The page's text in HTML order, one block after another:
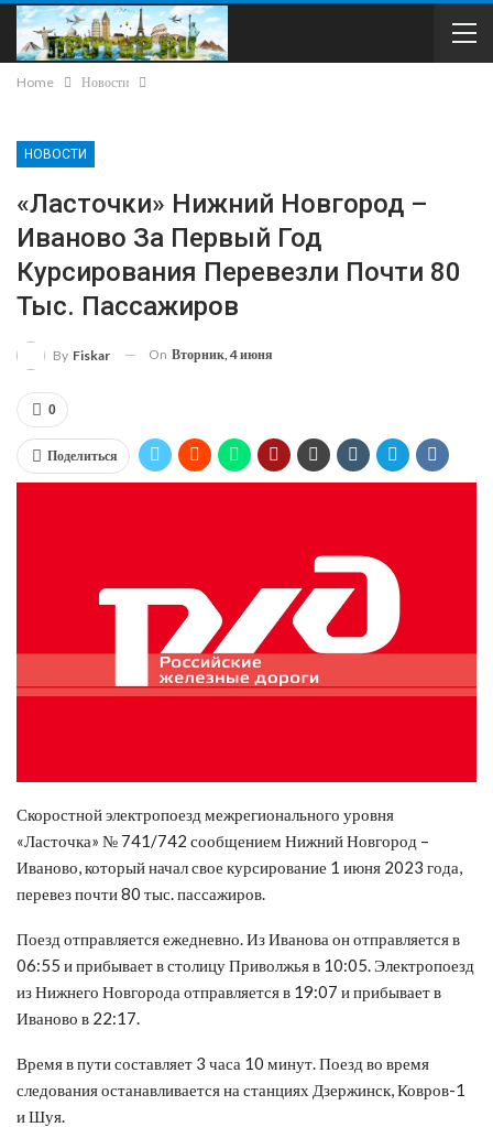
Home Новости
НОВОСТИ
«Ласточки» Нижний Новгород –
Иваново За Первый Год
Курсирования Перевезли Почти 80
Тыс. Пассажиров
By Fiskar On Вторник, 4 июня
0
Поделиться
Скоростной электропоезд межрегионального уровня
«Ласточка» № 741/742 сообщением Нижний Новгород –
Иваново, который начал свое курсирование 1 июня 2023 года,
перевез почти 80 тыс. пассажиров.
Поезд отправляется ежедневно. Из Иванова он отправляется в
06:55 и прибывает в столицу Приволжья в 10:05. Электропоезд
из Нижнего Новгорода отправляется в 19:07 и прибывает в
Иваново в 22:17.
Время в пути составляет 3 часа 10 минут. Поезд во время
следования останавливается на станциях Дзержинск, Ковров-1
и Шуя.